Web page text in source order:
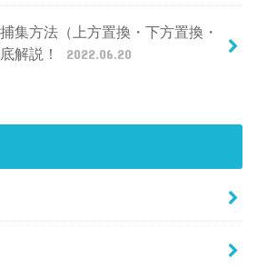
集方法（上方置換・下方置換・
解説！
2022.06.20